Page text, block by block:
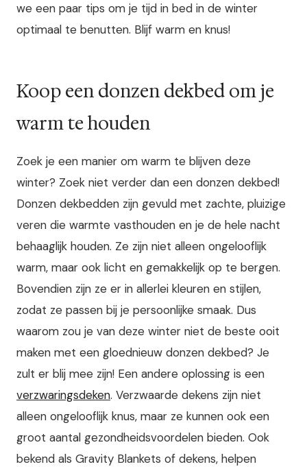
we een paar tips om je tijd in bed in de winter
optimaal te benutten. Blijf warm en knus!
Koop een donzen dekbed om je
warm te houden
Zoek je een manier om warm te blijven deze
winter? Zoek niet verder dan een donzen dekbed!
Donzen dekbedden zijn gevuld met zachte, pluizige
veren die warmte vasthouden en je de hele nacht
behaaglijk houden. Ze zijn niet alleen ongelooflijk
warm, maar ook licht en gemakkelijk op te bergen.
Bovendien zijn ze er in allerlei kleuren en stijlen,
zodat ze passen bij je persoonlijke smaak. Dus
waarom zou je van deze winter niet de beste ooit
maken met een gloednieuw donzen dekbed? Je
zult er blij mee zijn! Een andere oplossing is een
verzwaringsdeken. Verzwaarde dekens zijn niet
alleen ongelooflijk knus, maar ze kunnen ook een
groot aantal gezondheidsvoordelen bieden. Ook
bekend als Gravity Blankets of dekens, helpen